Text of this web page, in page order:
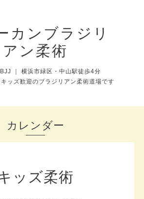
カンブラジリ
アン柔術
｜ 横浜市緑区・中山駅徒歩4分
ッズ歓迎のブラジリアン柔術道場です
カレンダー
ッズ柔術